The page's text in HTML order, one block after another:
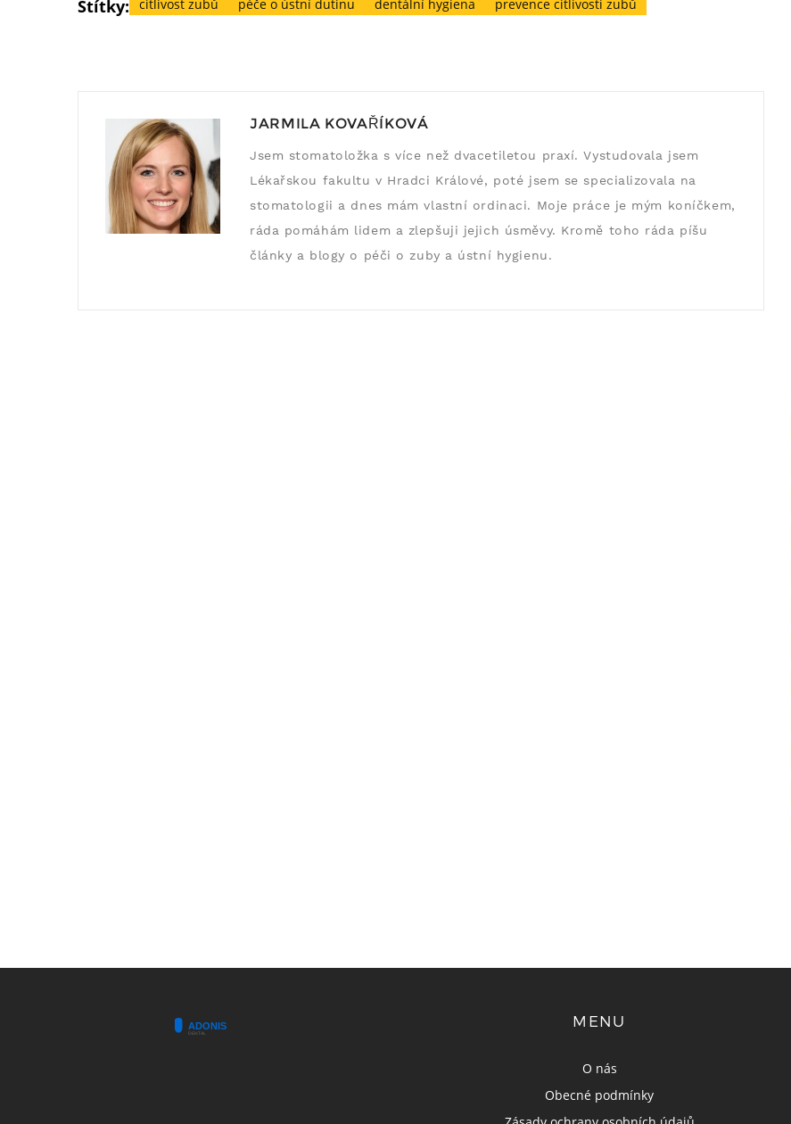
Štítky: citlivost zubů péče o ústní dutinu dentální hygiena prevence citlivosti zubů
JARMILA KOVAŘÍKOVÁ
Jsem stomatoložka s více než dvacetiletou praxí. Vystudovala jsem
Lékařskou fakultu v Hradci Králové, poté jsem se specializovala na
stomatologii a dnes mám vlastní ordinaci. Moje práce je mým koníčkem,
ráda pomáhám lidem a zlepšuji jejich úsměvy. Kromě toho ráda píšu
články a blogy o péči o zuby a ústní hygienu.
MENU
O nás
Obecné podmínky